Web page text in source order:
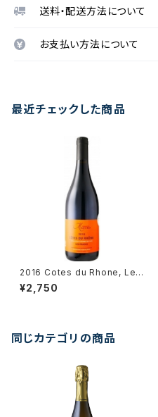
送料・配送方法について
お支払い方法について
最近チェックした商品
2016 Cotes du Rhone, Les
Prades / Dm. Mazurd
¥2,750
同じカテゴリの商品